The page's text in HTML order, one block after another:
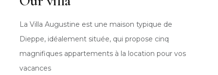
La Villa Augustine est une maison typique de
Dieppe, idéalement située, qui propose cinq
magnifiques appartements à la location pour vos
vacances